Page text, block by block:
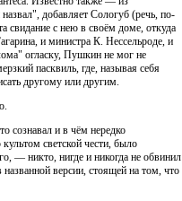
добавляет Сологуб (речь, по-
с нею в своём доме, откуда
и министра К. Нессельроде, и
огласку, Пушкин не мог не
пасквиль, где, называя себя
другому или другим.
сознавал и в чём нередко
светской чести, было
— никто, нигде и никогда не обвинил
версии, стоящей на том, что